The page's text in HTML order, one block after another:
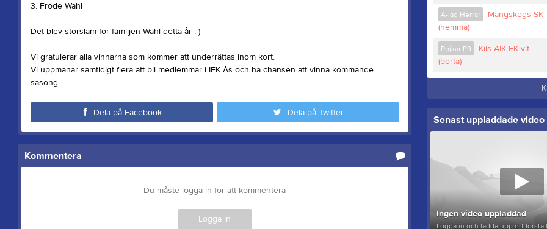
3. Frode Wahl
Det blev storslam för famlijen Wahl detta år :-)
Vi gratulerar alla vinnarna som kommer att underrättas inom kort.
Vi uppmanar samtidigt flera att bli medlemmar i IFK Ås och ha chansen att vinna kommande
säsong.
Dela på Facebook Dela på Twitter
Kommentera
Du måste logga in för att kommentera
Logga in
A-lag Herrar
Mangskogs SK
(hemma)
Pojkar P9
Kils AIK FK vit
(borta)
Senast uppladdade video
Ingen video uppladdad
Logga in och ladda upp ert första